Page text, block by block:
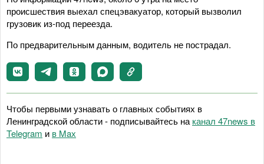
происшествия выехал спецэвакуатор, который вызволил
грузовик из-под переезда.
По предварительным данным, водитель не пострадал.
Чтобы первыми узнавать о главных событиях в
Ленинградской области - подписывайтесь на канал 47news в
Telegram и в Maх